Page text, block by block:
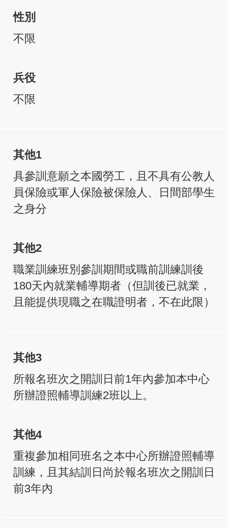
性別
不限
兵役
不限
其他1
具參訓意願之本國勞工，且不具有公教人
員保險或軍人保險被保險人、日間部學生
之身分
其他2
職業訓練班別參訓期間或職前訓練訓後
180天內就業輔導期者（但訓後已就業，
且能提供現職之在職證明者，不在此限）
其他3
所報名班次之開訓日前1年內參加本中心
所辦證照輔導訓練2班以上。
其他4
重複參加相同班名之本中心所辦證照輔導
訓練，且其結訓日尚於報名班次之開訓日
前3年內